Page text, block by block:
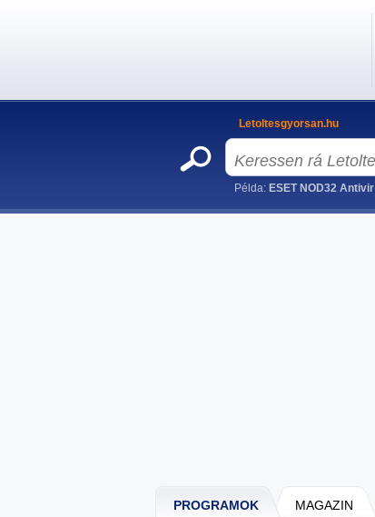
PROGRAMOK MAGAZIN
Letoltesgyorsan.hu
Példa: ESET NOD32 Antivir